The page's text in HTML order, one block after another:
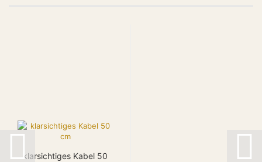
klarsichtiges Kabel 50